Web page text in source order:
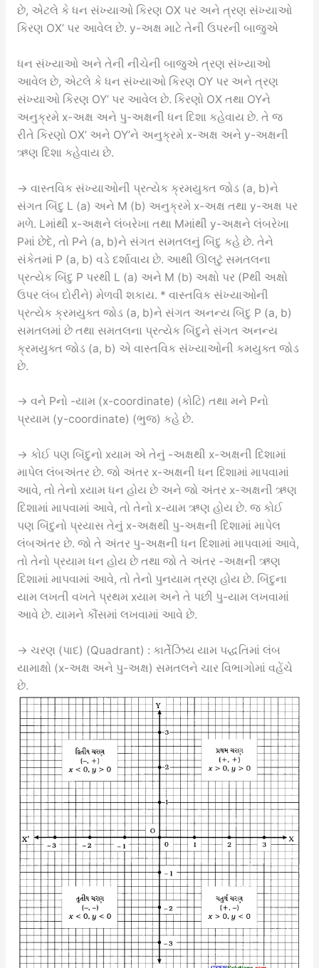
છે, એટલે કે ધન સંખ્યાઓ કિરણ OX પર અને ત્રણ સંખ્યાઓ
કિરણ OX’ પર આવેલ છે. y-અક્ષ માટે તેની ઉપરની બાજુએ
ધન સંખ્યાઓ અને તેની નીચેની બાજુએ ત્રણ સંખ્યાઓ
આવેલ છે, એટલે કે ધન સંખ્યાઓ કિરણ OY પર અને ત્રણ
સંખ્યાઓ કિરણ OY’ પર આવેલ છે. કિરણો OX તથા OYને
અનુક્રમે x-અક્ષ અને પુ-અક્ષની ધન દિશા કહેવાય છે. તે જ
રીતે કિરણો OX’ અને OY’ને અનુક્રમે x-અક્ષ અને y-અક્ષની
ઋણ દિશા કહેવાય છે.
→ વાસ્તવિક સંખ્યાઓની પ્રત્યેક ક્રમયુક્ત જોડ (a, b)ને
સંગત બિંદુ L (a) અને M (b) અનુક્રમે x-અક્ષ તથા y-અક્ષ પર
મળે. Lમાંથી x-અક્ષને લંબરેખા તથા Mમાંથી y-અક્ષને લંબરેખા
Pમાં છેદે, તો Pને (a, b)ને સંગત સમતલનું બિંદુ કહે છે. તેને
સંકેતમાં P (a, b) વડે દર્શાવાય છે. આથી ઊલટું સમતલના
પ્રત્યેક બિંદુ P પરથી L (a) અને M (b) અક્ષો પર (Pથી અક્ષો
ઉપર લંબ દોરીને) મેળવી શકાય. * વાસ્તવિક સંખ્યાઓની
પ્રત્યેક ક્રમયુક્ત જોડ (a, b)ને સંગત અનન્ય બિંદુ P (a, b)
સમતલમાં છે તથા સમતલના પ્રત્યેક બિંદુને સંગત અનન્ય
ક્રમયુક્ત જોડ (a, b) એ વાસ્તવિક સંખ્યાઓની કમયુક્ત જોડ
છે.
→ વને Pનો -યામ (x-coordinate) (કોટિ) તથા મને Pનો
પ્રયામ (y-coordinate) (ભુજ) કહે છે.
→ કોઈ પણ બિંદુનો xયામ એ તેનું -અક્ષથી x-અક્ષની દિશામાં
માપેલ લંબઅંતર છે. જો અંતર x-અક્ષની ધન દિશામાં માપવામાં
આવે, તો તેનો xયામ ધન હોય છે અને જો અંતર x-અક્ષની ઋણ
દિશામાં માપવામાં આવે, તો તેનો x-યામ ઋણ હોય છે. જ કોઈ
પણ બિંદુનો પ્રયાસ તેનું x-અક્ષથી પુ-અક્ષની દિશામાં માપેલ
લંબઅંતર છે. જો તે અંતર પુ-અક્ષની ધન દિશામાં માપવામાં આવે,
તો તેનો પ્રયામ ધન હોય છે તથા જો તે અંતર -અક્ષની ઋણ
દિશામાં માપવામાં આવે, તો તેનો પુનયામ ત્રણ હોય છે. બિંદુના
યામ લખતી વખતે પ્રથમ xયામ અને તે પછી પુ-યામ લખવામાં
આવે છે. યામને કૌંસમાં લખવામાં આવે છે.
→ ચરણ (પાદ) (Quadrant) : કાર્તેઝિય યામ પદ્ધતિમાં લંબ
યામાક્ષો (x-અક્ષ અને પુ-અક્ષ) સમતલને ચાર વિભાગોમાં વહેંચે
છે.